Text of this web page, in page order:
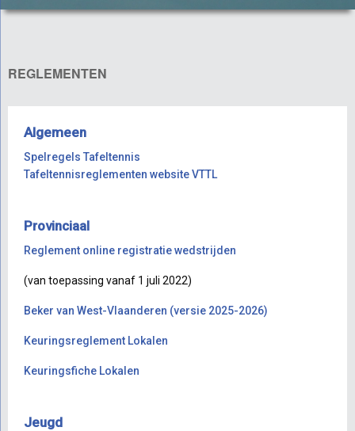
REGLEMENTEN
Algemeen
Spelregels Tafeltennis
Tafeltennisreglementen website VTTL
Provinciaal
Reglement online registratie wedstrijden
(van toepassing vanaf 1 juli 2022)
Beker van West-Vlaanderen (versie 2025-2026)
Keuringsreglement Lokalen
Keuringsfiche Lokalen
Jeugd